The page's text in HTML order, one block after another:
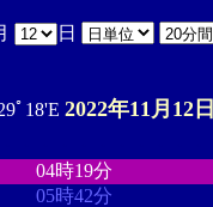
日
ﾟ18'E 2022年11月12
04時19分
05時42分